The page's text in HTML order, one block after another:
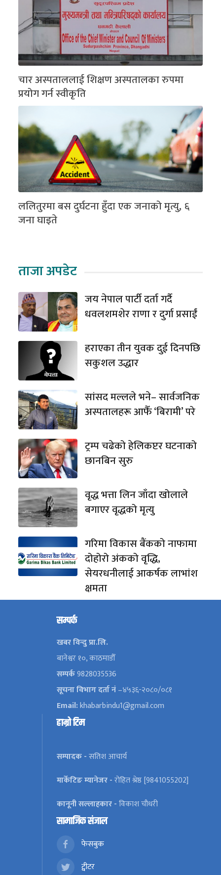
चार अस्पताललाई शिक्षण अस्पतालका रुपमा
प्रयोग गर्न स्वीकृति
ललितुरमा बस दुर्घटना हुँदा एक जनाको मृत्यु, ६
जना घाइते
ताजा अपडेट
जय नेपाल पार्टी दर्ता गर्दै
धवलशमशेर राणा र दुर्गा प्रसाईं
हराएका तीन युवक दुई दिनपछि
सकुशल उद्धार
सांसद मल्लले भने– सार्वजनिक
अस्पतालहरू आफैँ ‘बिरामी’ परे
ट्रम्प चढेको हेलिकप्टर घटनाको
छानबिन सुरु
वृद्ध भत्ता लिन जाँदा खोलाले
बगाएर वृद्धको मृत्यु
गरिमा विकास बैंकको नाफामा
दोहोरो अंकको वृद्धि,
सेयरधनीलाई आकर्षक लाभांश
क्षमता
सम्पर्क
खबर विन्दु प्रा.लि.
बानेश्वर १०, काठमाडौँ
सम्पर्क9828035536
सूचना विभाग दर्ता नं–४५३६-२०८०/०८१
Email:khabarbindu1@gmail.com
हाम्रो टिम
सम्पादक -सतिश आचार्य
मार्केटिङ म्यानेजर -रोहित श्रेष्ठ [9841055202]
कानूनी सल्लाहकार -विकाश चौधरी
सामाजिक संजाल
फेसबुक
ट्वीटर